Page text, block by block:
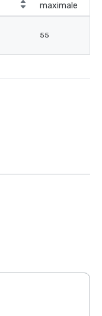
maximale
55